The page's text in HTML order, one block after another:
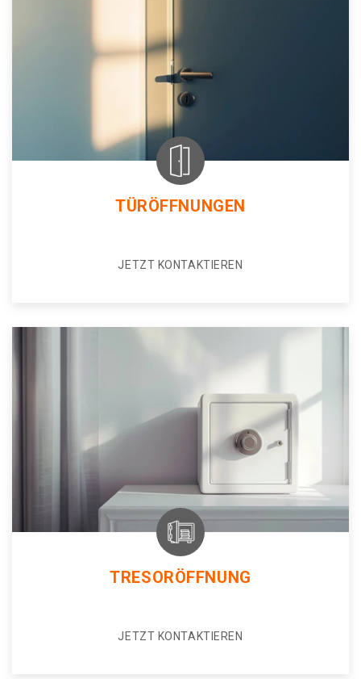
TÜRÖFFNUNGEN
JETZT KONTAKTIEREN
TRESORÖFFNUNG
JETZT KONTAKTIEREN